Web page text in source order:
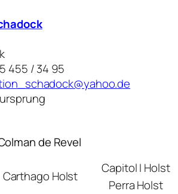
455 / 34 95
de Revel
Carthago Holst
Capitol I Holst
Perra Holst